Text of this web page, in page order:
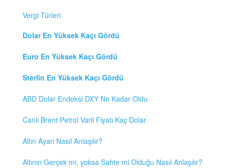
Vergi Türleri
Dolar En Yüksek Kaçı Gördü
Euro En Yüksek Kaçı Gördü
Sterlin En Yüksek Kaçı Gördü
ABD Dolar Endeksi DXY Ne Kadar Oldu
Canlı Brent Petrol Varil Fiyatı Kaç Dolar
Altın Ayarı Nasıl Anlaşılır?
Altının Gerçek mi, yoksa Sahte mi Olduğu Nasıl Anlaşılır?